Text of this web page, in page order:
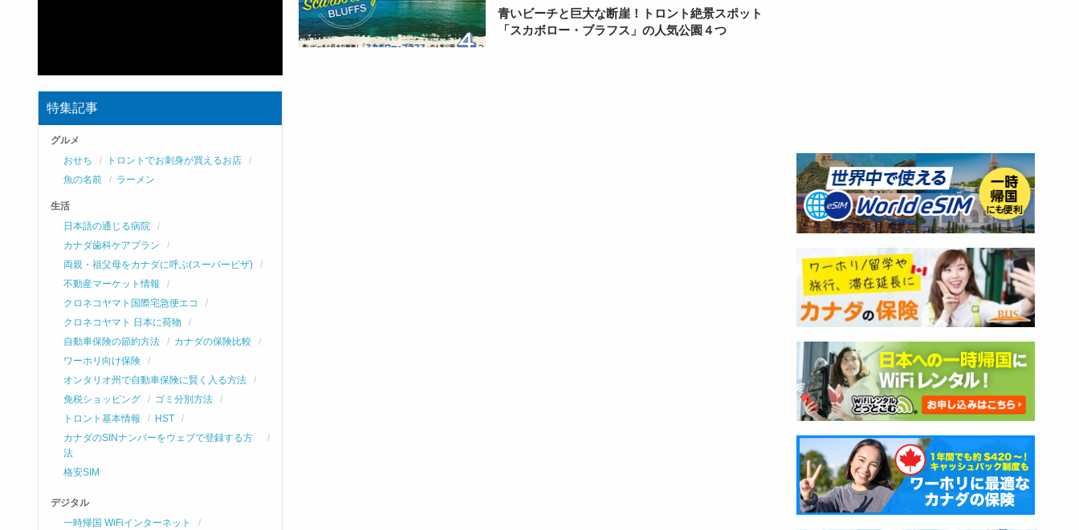
青いビーチと巨大な断崖！トロント絶景スポット
「スカボロー・ブラフス」の人気公園４つ
特集記事
グルメ
おせち
トロントでお刺身が買えるお店
魚の名前
ラーメン
生活
日本語の通じる病院
カナダ歯科ケアプラン
両親・祖父母をカナダに呼ぶ(スーパービザ)
不動産マーケット情報
クロネコヤマト国際宅急便エコ
クロネコヤマト 日本に荷物
自動車保険の節約方法
カナダの保険比較
ワーホリ向け保険
オンタリオ州で自動車保険に賢く入る方法
免税ショッピング
ゴミ分別方法
トロント基本情報
HST
カナダのSINナンバーをウェブで登録する方
法
格安SIM
デジタル
一時帰国 WiFiインターネット